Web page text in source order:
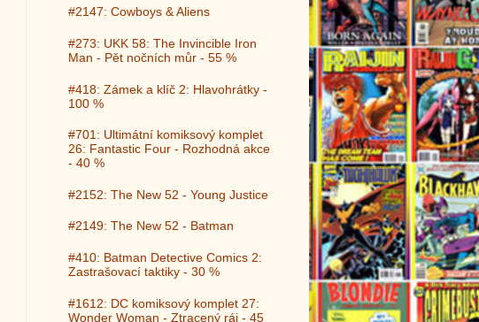
#2147: Cowboys & Aliens
#273: UKK 58: The Invincible Iron
Man - Pět nočních můr - 55 %
#418: Zámek a klíč 2: Hlavohrátky -
100 %
#701: Ultimátní komiksový komplet
26: Fantastic Four - Rozhodná akce
- 40 %
#2152: The New 52 - Young Justice
#2149: The New 52 - Batman
#410: Batman Detective Comics 2:
Zastrašovací taktiky - 30 %
#1612: DC komiksový komplet 27:
Wonder Woman - Ztracený ráj - 45